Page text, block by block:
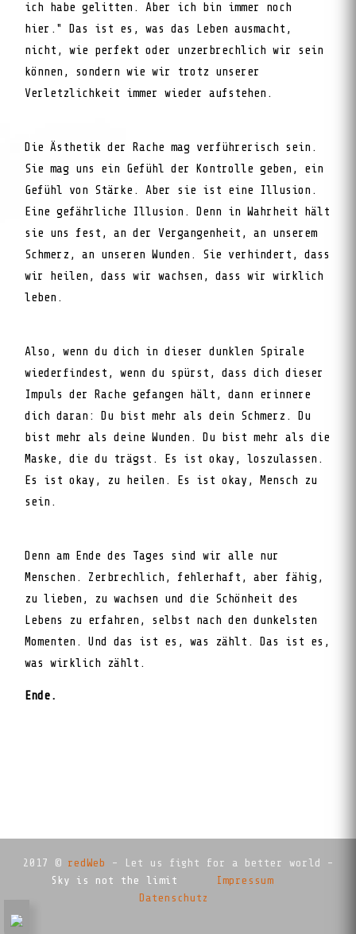
ich habe gelitten. Aber ich bin immer noch
hier." Das ist es, was das Leben ausmacht,
nicht, wie perfekt oder unzerbrechlich wir sein
können, sondern wie wir trotz unserer
Verletzlichkeit immer wieder aufstehen.
Die Ästhetik der Rache mag verführerisch sein.
Sie mag uns ein Gefühl der Kontrolle geben, ein
Gefühl von Stärke. Aber sie ist eine Illusion.
Eine gefährliche Illusion. Denn in Wahrheit hält
sie uns fest, an der Vergangenheit, an unserem
Schmerz, an unseren Wunden. Sie verhindert, dass
wir heilen, dass wir wachsen, dass wir wirklich
leben.
Also, wenn du dich in dieser dunklen Spirale
wiederfindest, wenn du spürst, dass dich dieser
Impuls der Rache gefangen hält, dann erinnere
dich daran: Du bist mehr als dein Schmerz. Du
bist mehr als deine Wunden. Du bist mehr als die
Maske, die du trägst. Es ist okay, loszulassen.
Es ist okay, zu heilen. Es ist okay, Mensch zu
sein.
Denn am Ende des Tages sind wir alle nur
Menschen. Zerbrechlich, fehlerhaft, aber fähig,
zu lieben, zu wachsen und die Schönheit des
Lebens zu erfahren, selbst nach den dunkelsten
Momenten. Und das ist es, was zählt. Das ist es,
was wirklich zählt.
Ende.
2017 © redWeb - Let us fight for a better world -
Sky is not the limit
Impressum
Datenschutz